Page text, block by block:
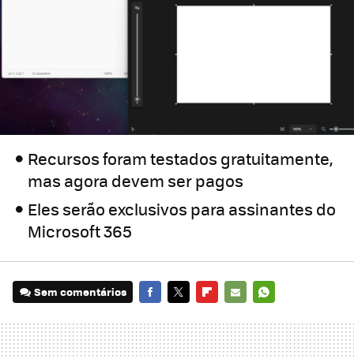
Recursos foram testados gratuitamente,
mas agora devem ser pagos
Eles serão exclusivos para assinantes do
Microsoft 365
Sem comentários
MAIL